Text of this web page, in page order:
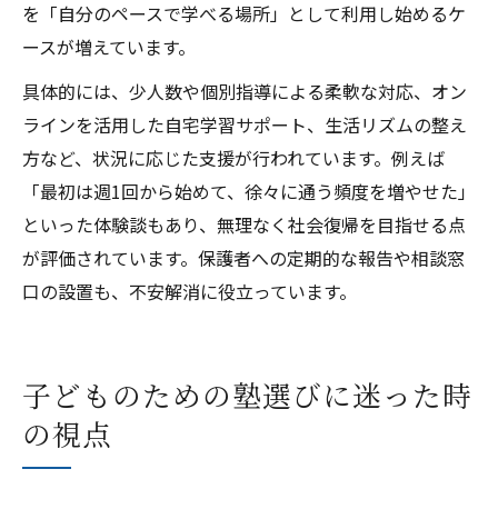
を「自分のペースで学べる場所」として利用し始めるケ
ースが増えています。
具体的には、少人数や個別指導による柔軟な対応、オン
ラインを活用した自宅学習サポート、生活リズムの整え
方など、状況に応じた支援が行われています。例えば
「最初は週1回から始めて、徐々に通う頻度を増やせた」
といった体験談もあり、無理なく社会復帰を目指せる点
が評価されています。保護者への定期的な報告や相談窓
口の設置も、不安解消に役立っています。
子どものための塾選びに迷った時
の視点